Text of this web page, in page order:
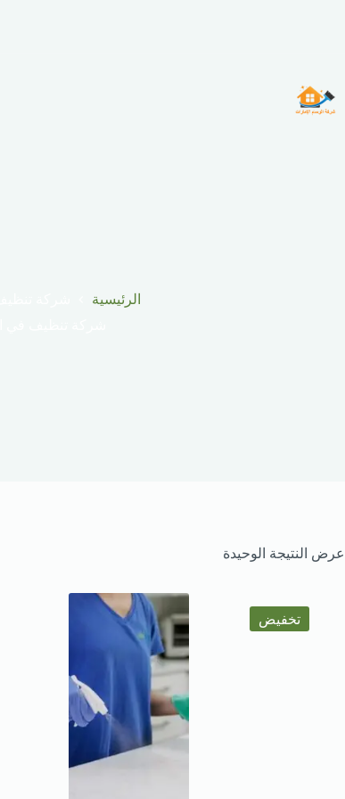
الرئيسية
عرض النتيجة الوحيدة
تخفيض